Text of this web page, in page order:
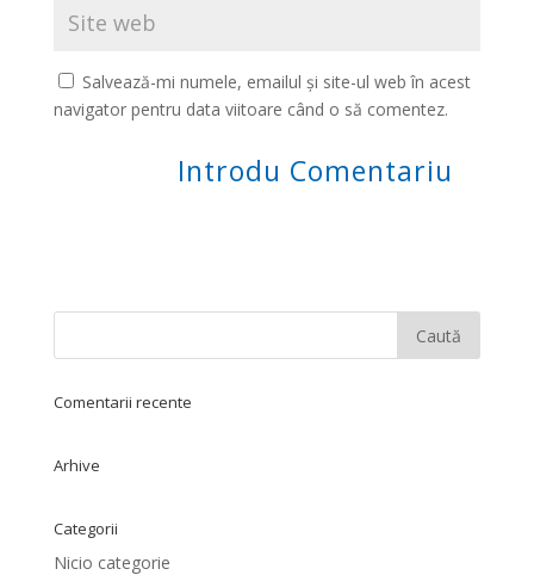
Salvează-mi numele, emailul și site-ul web în acest
navigator pentru data viitoare când o să comentez.
Comentarii recente
Arhive
Categorii
Nicio categorie